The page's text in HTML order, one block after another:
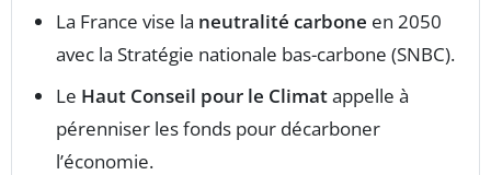
La France vise la neutralité carbone en 2050
avec la Stratégie nationale bas-carbone (SNBC).
Le Haut Conseil pour le Climatappelle à
pérenniser les fonds pour décarboner
l’économie.